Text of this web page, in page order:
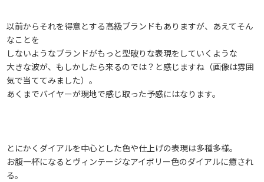
以前からそれを得意とする高級ブランドもありますが、あえてそん
なことを
しないようなブランドがもっと型破りな表現をしていくような
大きな波が、もしかしたら来るのでは？と感じますね（画像は雰囲
気で当ててみました）。
あくまでバイヤーが現地で感じ取った予感にはなります。
とにかくダイアルを中心とした色や仕上げの表現は多種多様。
お腹一杯になるとヴィンテージなアイボリー色のダイアルに癒され
る。